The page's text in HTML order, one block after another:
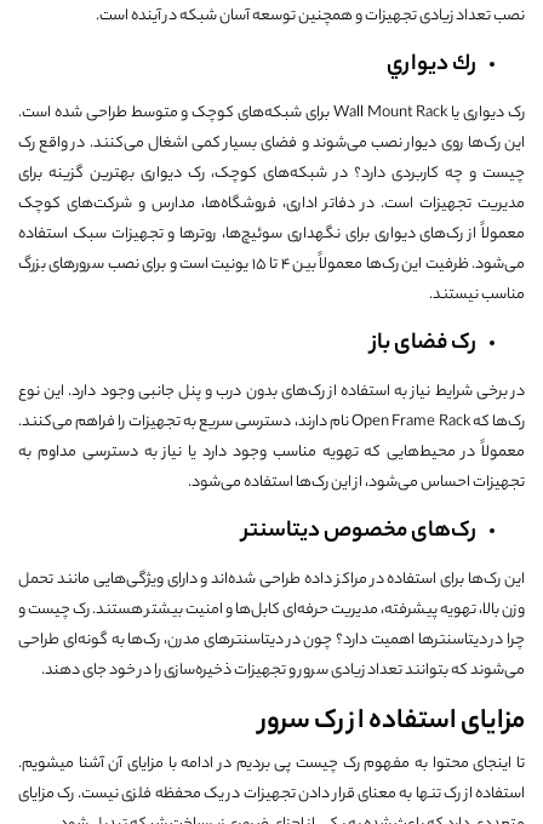
نصب تعداد زیادی تجهیزات و همچنین توسعه آسان شبکه در آینده است.
رك ديواري
رک دیواری یا Wall Mount Rack برای شبکه‌های کوچک و متوسط طراحی شده است.
این رک‌ها روی دیوار نصب می‌شوند و فضای بسیار کمی اشغال می‌کنند. در واقع رک
چیست و چه کاربردی دارد؟ در شبکه‌های کوچک، رک دیواری بهترین گزینه برای
مدیریت تجهیزات است. در دفاتر اداری، فروشگاه‌ها، مدارس و شرکت‌های کوچک
معمولاً از رک‌های دیواری برای نگهداری سوئیچ‌ها، روترها و تجهیزات سبک استفاده
می‌شود. ظرفیت این رک‌ها معمولاً بین 4 تا 15 یونیت است و برای نصب سرورهای بزرگ
مناسب نیستند.
رک فضای باز
در برخی شرایط نیاز به استفاده از رک‌های بدون درب و پنل جانبی وجود دارد. این نوع
رک‌ها که Open Frame Rack نام دارند، دسترسی سریع به تجهیزات را فراهم می‌کنند.
معمولاً در محیط‌هایی که تهویه مناسب وجود دارد یا نیاز به دسترسی مداوم به
تجهیزات احساس می‌شود، از این رک‌ها استفاده می‌شود.
رک‌های مخصوص دیتاسنتر
این رک‌ها برای استفاده در مراکز داده طراحی شده‌اند و دارای ویژگی‌هایی مانند تحمل
وزن بالا، تهویه پیشرفته، مدیریت حرفه‌ای کابل‌ها و امنیت بیشتر هستند. رک چیست و
چرا در دیتاسنترها اهمیت دارد؟ چون در دیتاسنترهای مدرن، رک‌ها به گونه‌ای طراحی
می‌شوند که بتوانند تعداد زیادی سرور و تجهیزات ذخیره‌سازی را در خود جای دهند.
مزایای استفاده از رک سرور
تا اینجای محتوا به مفهوم رک چیست پی بردیم در ادامه با مزایای آن آشنا میشویم.
استفاده از رک تنها به معنای قرار دادن تجهیزات در یک محفظه فلزی نیست. رک مزایای